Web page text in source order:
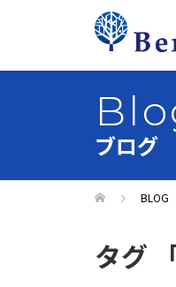
ブログ
BLOG
タグ